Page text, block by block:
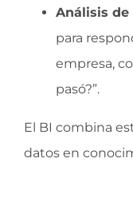
Análisis de
para
empresa,
pasó?”.
El BI combina
datos en